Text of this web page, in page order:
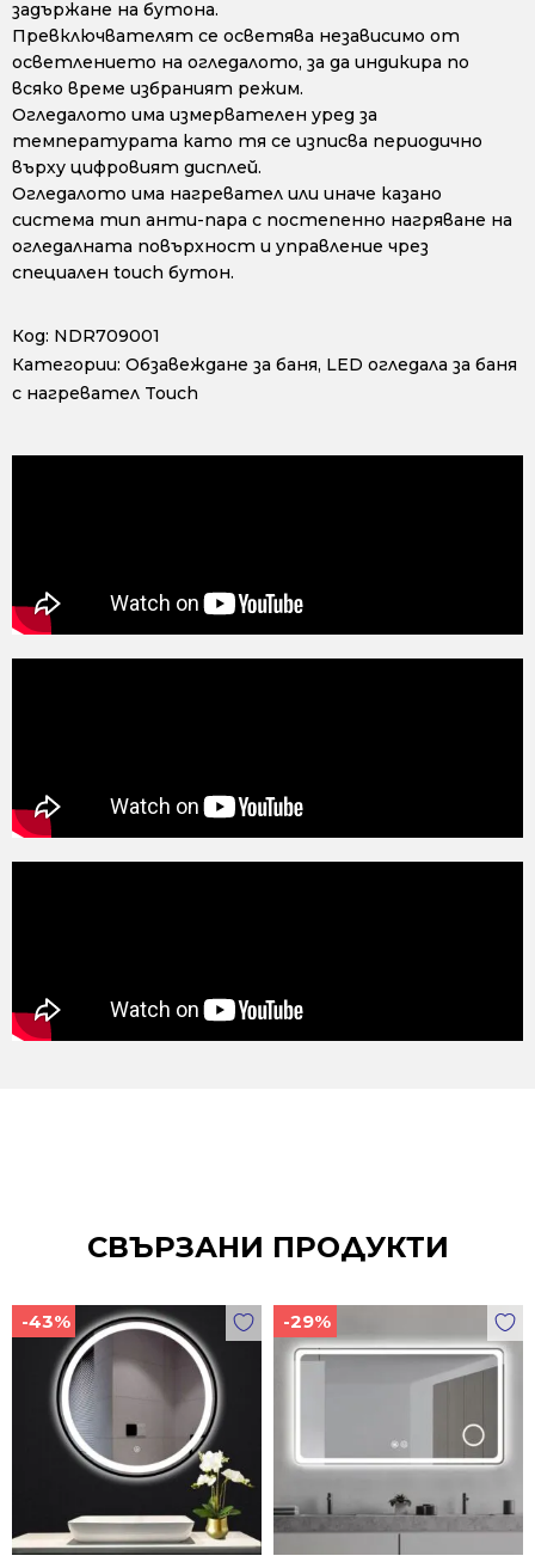
задържане на бутона.
Превключвателят се осветява независимо от
осветлението на огледалото, за да индикира по
всяко време избраният режим.
Огледалото има измервателен уред за
температурата като тя се изписва периодично
върху цифровият дисплей.
Огледалото има нагревател или иначе казано
система тип анти-пара с постепенно нагряване на
огледалната повърхност и управление чрез
специален touch бутон.
Код: NDR709001
Категории: Обзавеждане за баня, LED огледала за баня
с нагревател Touch
СВЪРЗАНИ ПРОДУКТИ
-43% -29%